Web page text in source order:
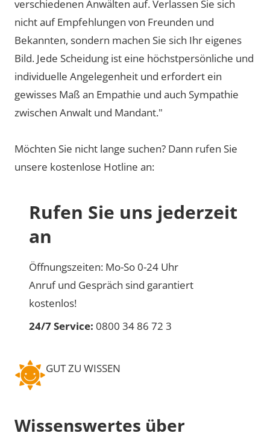
verschiedenen Anwälten auf. Verlassen Sie sich
nicht auf Empfehlungen von Freunden und
Bekannten, sondern machen Sie sich Ihr eigenes
Bild. Jede Scheidung ist eine höchstpersönliche und
individuelle Angelegenheit und erfordert ein
gewisses Maß an Empathie und auch Sympathie
zwischen Anwalt und Mandant."
Möchten Sie nicht lange suchen? Dann rufen Sie
unsere kostenlose Hotline an:
Rufen Sie uns jederzeit
an
Öffnungszeiten: Mo-So 0-24 Uhr
Anruf und Gespräch sind garantiert
kostenlos!
24/7 Service: 0800 34 86 72 3
GUT ZU WISSEN
Wissenswertes über